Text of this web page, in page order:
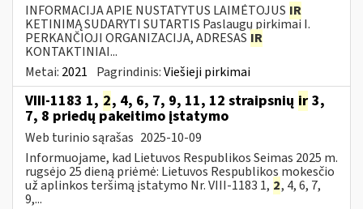
INFORMACIJA APIE NUSTATYTUS LAIMĖTOJUS IR
KETINIMĄ SUDARYTI SUTARTIS Paslaugų pirkimai I.
PERKANČIOJI ORGANIZACIJA, ADRESAS IR
KONTAKTINIAI...
Metai: 2021 Pagrindinis:Viešieji pirkimai
VIII-1183 1, 2, 4, 6, 7, 9, 11, 12 straipsnių ir 3,
7, 8 priedų pakeitimo įstatymo
Web turinio sąrašas 2025-10-09
Informuojame, kad Lietuvos Respublikos Seimas 2025 m.
rugsėjo 25 dieną priėmė: Lietuvos Respublikos mokesčio
už aplinkos teršimą įstatymo Nr. VIII-1183 1, 2, 4, 6, 7,
9,...